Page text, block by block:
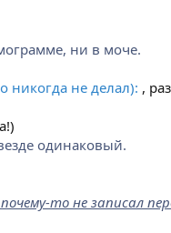
ни в моче.
никогда не делал): ,
одинаковый.
то не записал